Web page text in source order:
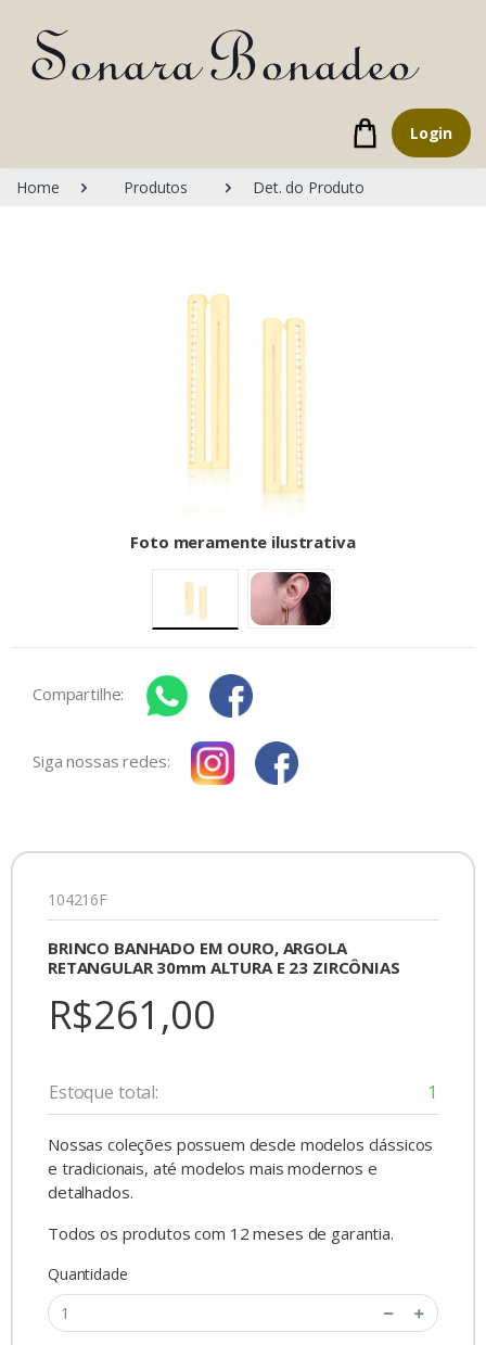
Login
Home Produtos Det. do Produto
Foto meramente ilustrativa
Compartilhe:
Siga nossas redes:
104216F
BRINCO BANHADO EM OURO, ARGOLA
RETANGULAR 30mm ALTURA E 23 ZIRCÔNIAS
R$261,00
Estoque total: 1
Nossas coleções possuem desde modelos clássicos
e tradicionais, até modelos mais modernos e
detalhados.
Todos os produtos com 12 meses de garantia.
Quantidade